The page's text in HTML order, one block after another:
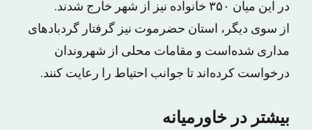
در این میان ۳۵۰ خانواده نیز از شهر خارج شدند.
از سوی دیگر، استان حضرموت نیز گرفتار گردبادهای
مداری شده‌است و مقامات محلی از شهروندان
درخواست کرده‌اند تا جوانب احتیاط را رعایت کنند.
بیشتر در خاورمیانه